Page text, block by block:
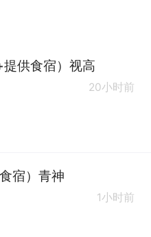
供食宿）视高
20小时前
宿）青神
1小时前